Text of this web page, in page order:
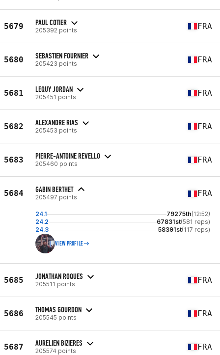
5679 PAUL COTIER
205392 points FRA
5680 SEBASTIEN FOURNIER
205423 points FRA
5681 LEQUY JORDAN
205451 points FRA
5682 ALEXANDRE RIAS
205453 points FRA
5683 PIERRE-ANTOINE REVELLO
205460 points FRA
5684 GABIN BERTHET
205497 points FRA
24.1 79275th(12:52)
24.2
67831st(581 reps)
24.3
58391st(117 reps)
VIEW PROFILE
5685 JONATHAN ROQUES
205511 points FRA
5686 THOMAS GOURDON
205545 points FRA
5687 AURELIEN BIZIERES
205574 points FRA